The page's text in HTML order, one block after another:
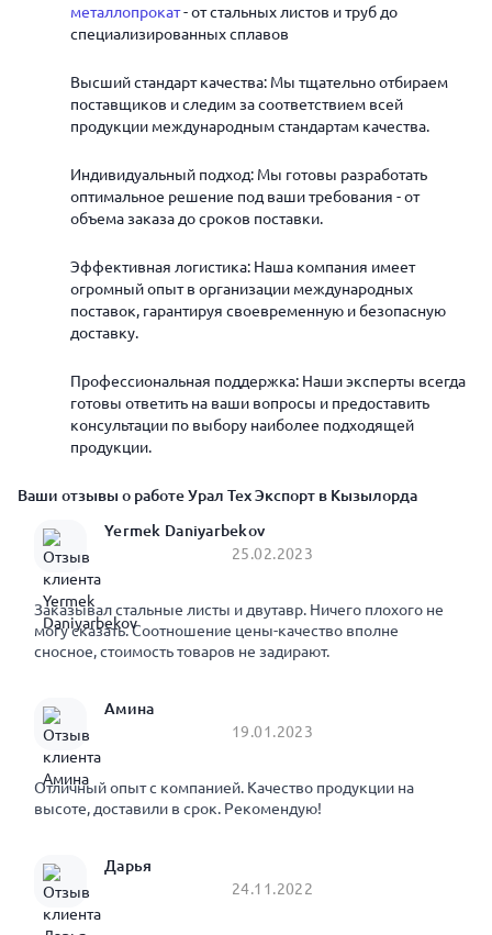
металлопрокат- от стальных листов и труб до
специализированных сплавов
Высший стандарт качества: Мы тщательно отбираем
поставщиков и следим за соответствием всей
продукции международным стандартам качества.
Индивидуальный подход: Мы готовы разработать
оптимальное решение под ваши требования - от
объема заказа до сроков поставки.
Эффективная логистика: Наша компания имеет
огромный опыт в организации международных
поставок, гарантируя своевременную и безопасную
доставку.
Профессиональная поддержка: Наши эксперты всегда
готовы ответить на ваши вопросы и предоставить
консультации по выбору наиболее подходящей
продукции.
Ваши отзывы о работе Урал Тех Экспорт в Кызылорда
Yermek Daniyarbekov
25.02.2023
Заказывал стальные листы и двутавр. Ничего плохого не
могу сказать. Соотношение цены-качество вполне
сносное, стоимость товаров не задирают.
Амина
19.01.2023
Отличный опыт с компанией. Качество продукции на
высоте, доставили в срок. Рекомендую!
Дарья
24.11.2022